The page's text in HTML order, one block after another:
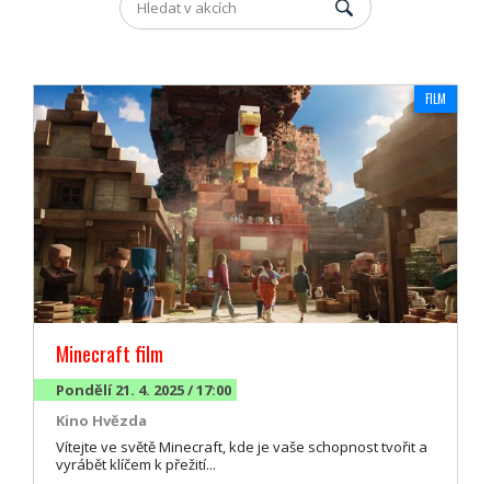
FILM
Minecraft film
Pondělí 21. 4. 2025 / 17:00
Kino Hvězda
Vítejte ve světě Minecraft, kde je vaše schopnost tvořit a
vyrábět klíčem k přežití...